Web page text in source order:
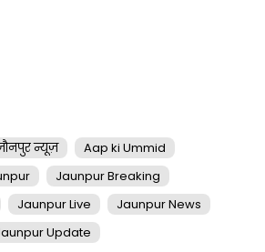
न्यूज़
Aap ki Ummid
Jaunpur Breaking
Jaunpur Live
Jaunpur News
Update